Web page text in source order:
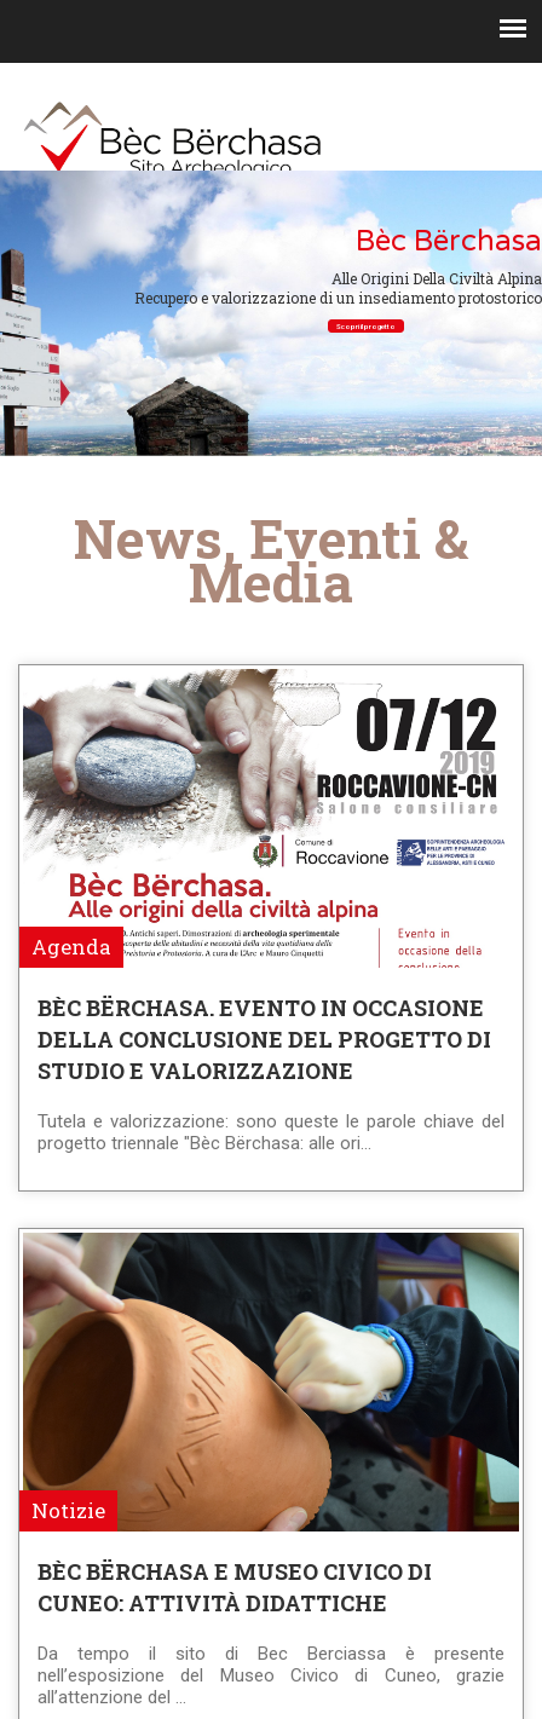
Bèc Bërchasa
Alle Origini Della Civiltà Alpina
Recupero e valorizzazione di un insediamento protostorico
Scopri il progetto
News, Eventi &
Media
Agenda
BÈC BËRCHASA. EVENTO IN OCCASIONE
DELLA CONCLUSIONE DEL PROGETTO DI
STUDIO E VALORIZZAZIONE
Tutela e valorizzazione: sono queste le parole chiave del
progetto triennale "Bèc Bërchasa: alle ori...
Notizie
BÈC BËRCHASA E MUSEO CIVICO DI
CUNEO: ATTIVITÀ DIDATTICHE
Da tempo il sito di Bec Berciassa è presente
nell’esposizione del Museo Civico di Cuneo, grazie
all’attenzione del ...